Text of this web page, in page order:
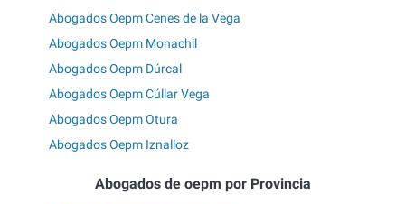
Abogados Oepm Cenes de la Vega
Abogados Oepm Monachil
Abogados Oepm Dúrcal
Abogados Oepm Cúllar Vega
Abogados Oepm Otura
Abogados Oepm Iznalloz
Abogados de oepm por Provincia